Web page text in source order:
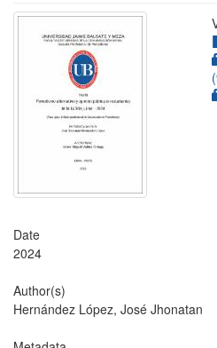
Date
2024
Author(s)
Hernández López, José Jhonatan